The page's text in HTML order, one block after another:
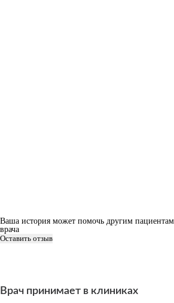
Ваша история может помочь другим
врача
Оставить отзыв
Врач принимает в клиниках